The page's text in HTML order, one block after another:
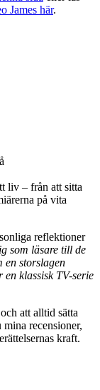
James här.
liv – från att sitta
på vita
reflektioner
som läsare till de
en storslagen
klassisk TV-serie
att alltid sätta
recensioner,
kraft.